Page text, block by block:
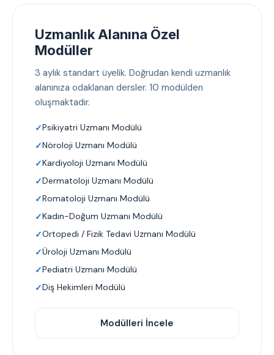
Uzmanlık Alanına Özel
Modüller
3 aylık standart üyelik. Doğrudan kendi uzmanlık
alanınıza odaklanan dersler. 10 modülden
oluşmaktadır.
Psikiyatri Uzmanı Modülü
Nöroloji Uzmanı Modülü
Kardiyoloji Uzmanı Modülü
Dermatoloji Uzmanı Modülü
Romatoloji Uzmanı Modülü
Kadın-Doğum Uzmanı Modülü
Ortopedi / Fizik Tedavi Uzmanı Modülü
Üroloji Uzmanı Modülü
Pediatri Uzmanı Modülü
Diş Hekimleri Modülü
Modülleri İncele